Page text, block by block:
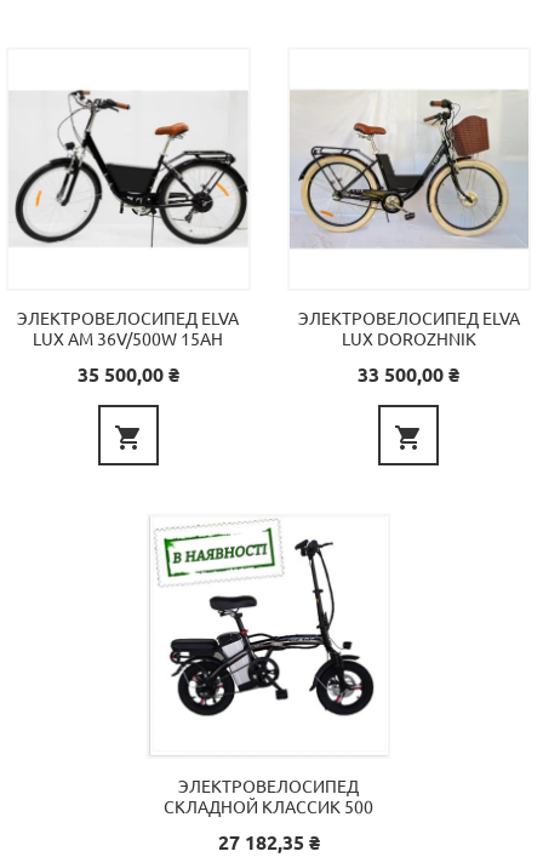
ЭЛЕКТРОВЕЛОСИПЕД ELVA
LUX AM 36V/500W 15AH
Цена
35 500,00 ₴

ЭЛЕКТРОВЕЛОСИПЕД ELVA
LUX DOROZHNIK
Цена
33 500,00 ₴

ЭЛЕКТРОВЕЛОСИПЕД
СКЛАДНОЙ КЛАССИК 500
Цена
27 182,35 ₴